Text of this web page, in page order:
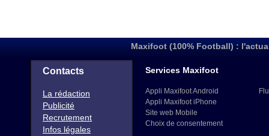
Maxifoot (100% Football) :
Contacts
La rédaction
Publicité
Recrutement
Infos légales
Services Maxifoot
Appli Maxifoot Android
Appli Maxifoot iPhone
Site web Mobile
Choix de consentement